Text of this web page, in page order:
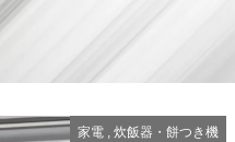
家電, 炊飯器・餅つき機